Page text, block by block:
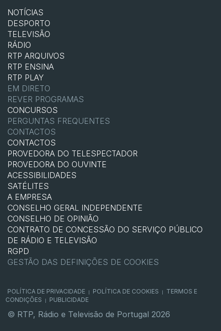
NOTÍCIAS
DESPORTO
TELEVISÃO
RÁDIO
RTP ARQUIVOS
RTP ENSINA
RTP PLAY
EM DIRETO
REVER PROGRAMAS
CONCURSOS
PERGUNTAS FREQUENTES
CONTACTOS
CONTACTOS
PROVEDORA DO TELESPECTADOR
PROVEDORA DO OUVINTE
ACESSIBILIDADES
SATÉLITES
A EMPRESA
CONSELHO GERAL INDEPENDENTE
CONSELHO DE OPINIÃO
CONTRATO DE CONCESSÃO DO SERVIÇO PÚBLICO
DE RÁDIO E TELEVISÃO
RGPD
GESTÃO DAS DEFINIÇÕES DE COOKIES
POLÍTICA DE PRIVACIDADE POLÍTICA DE COOKIES
TERMOS E
CONDIÇÕES
PUBLICIDADE
© RTP, Rádio e Televisão de Portugal 2026